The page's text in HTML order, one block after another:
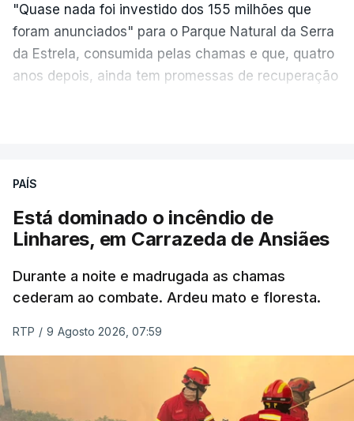
"Quase nada foi investido dos 155 milhões que
foram anunciados" para o Parque Natural da Serra
da Estrela, consumida pelas chamas e que, quatro
anos depois, ainda tem promessas de recuperação
ESTE CONTEÚDO ESTÁ NESTE
PAÍS
Está dominado o incêndio de
Linhares, em Carrazeda de Ansiães
Durante a noite e madrugada as chamas
cederam ao combate. Ardeu mato e floresta.
RTP / 9 Agosto 2026, 07:59